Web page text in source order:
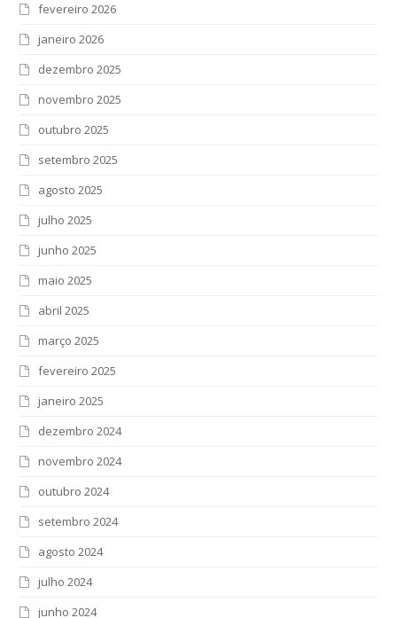
fevereiro 2026
janeiro 2026
dezembro 2025
novembro 2025
outubro 2025
setembro 2025
agosto 2025
julho 2025
junho 2025
maio 2025
abril 2025
março 2025
fevereiro 2025
janeiro 2025
dezembro 2024
novembro 2024
outubro 2024
setembro 2024
agosto 2024
julho 2024
junho 2024